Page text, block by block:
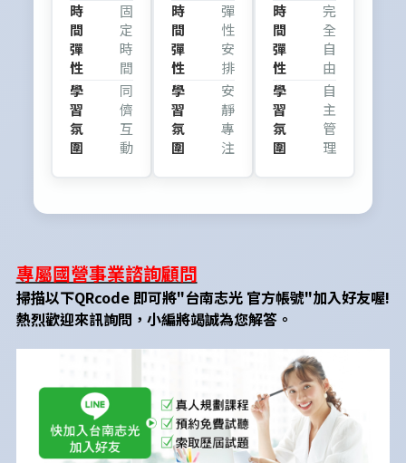
時
間
彈
性
固
定
時
間
學
習
氛
圍
同
儕
互
動
時
間
彈
性
彈
性
安
排
學
習
氛
圍
安
靜
專
注
時
間
彈
性
完
全
自
由
學
習
氛
圍
自
主
管
理
專屬國營事業諮詢顧問
掃描以下QRcode 即可將"台南志光 官方帳號"加入好友喔!
熱烈歡迎來訊詢問，小編將竭誠為您解答。